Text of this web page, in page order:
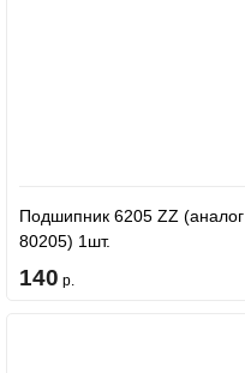
Подшипник 6205 ZZ (аналог
80205) 1шт.
140 р.